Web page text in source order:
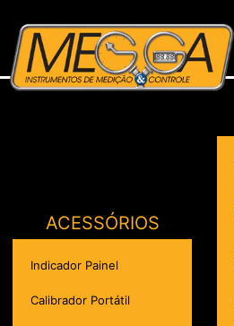
ACESSÓRIOS
Indicador Painel
Calibrador Portátil